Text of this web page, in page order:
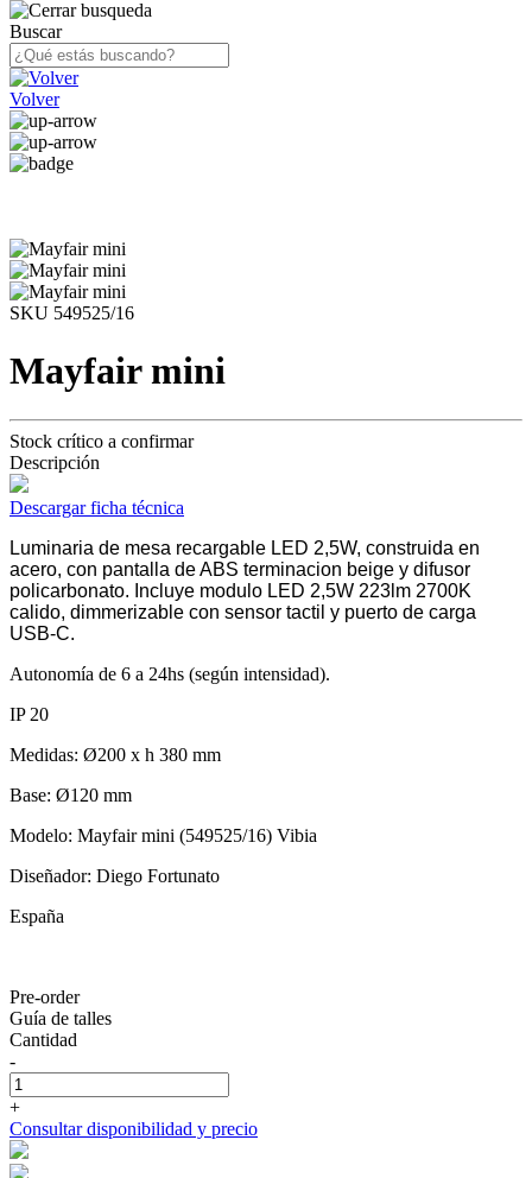
Buscar
Volver
SKU 549525/16
Mayfair mini
Stock crítico a confirmar
Descripción
Descargar ficha técnica
Luminaria de mesa recargable LED 2,5W, construida en
acero, con pantalla de ABS terminacion beige y difusor
policarbonato. Incluye modulo LED 2,5W 223lm 2700K
calido, dimmerizable con sensor tactil y puerto de carga
USB-C.
Autonomía de 6 a 24hs (según intensidad).
IP 20
Medidas: Ø200 x h 380 mm
Base: Ø120 mm
Modelo: Mayfair mini (549525/16) Vibia
Diseñador: Diego Fortunato
España
Pre-order
Guía de talles
Cantidad
-
+
Consultar disponibilidad y precio